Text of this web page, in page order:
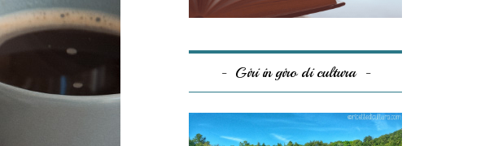
Giri in giro di cultura